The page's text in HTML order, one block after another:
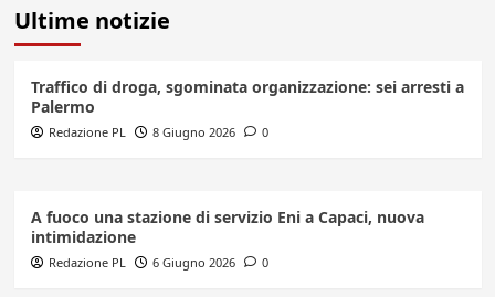
Ultime notizie
Traffico di droga, sgominata organizzazione: sei arresti a
Palermo
Redazione PL 8 Giugno 2026 0
A fuoco una stazione di servizio Eni a Capaci, nuova
intimidazione
Redazione PL 6 Giugno 2026 0